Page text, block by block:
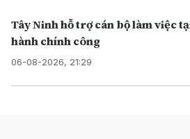
Tây Ninh hỗ trợ cán bộ làm việc
hành chính công
06-08-2026, 21:29